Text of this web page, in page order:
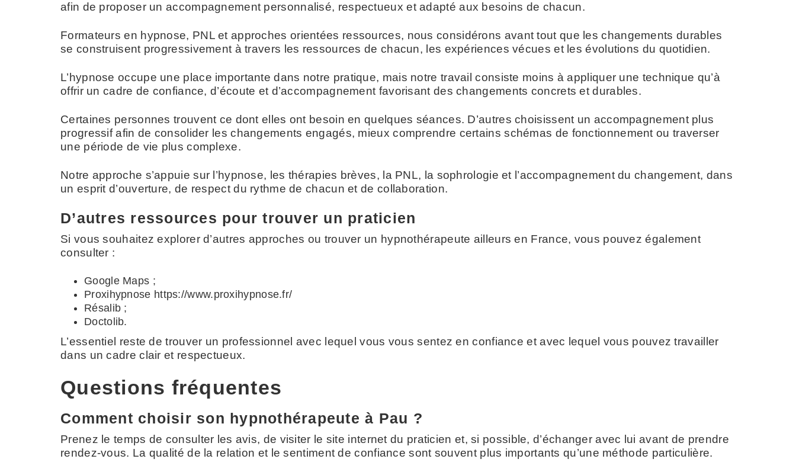
afin de proposer un accompagnement personnalisé, respectueux et adapté aux besoins de chacun.
Formateurs en hypnose, PNL et approches orientées ressources, nous considérons avant tout que les changements durables
se construisent progressivement à travers les ressources de chacun, les expériences vécues et les évolutions du quotidien.
L’hypnose occupe une place importante dans notre pratique, mais notre travail consiste moins à appliquer une technique qu’à
offrir un cadre de confiance, d’écoute et d’accompagnement favorisant des changements concrets et durables.
Certaines personnes trouvent ce dont elles ont besoin en quelques séances. D’autres choisissent un accompagnement plus
progressif afin de consolider les changements engagés, mieux comprendre certains schémas de fonctionnement ou traverser
une période de vie plus complexe.
Notre approche s’appuie sur l’hypnose, les thérapies brèves, la PNL, la sophrologie et l’accompagnement du changement, dans
un esprit d’ouverture, de respect du rythme de chacun et de collaboration.
D’autres ressources pour trouver un praticien
Si vous souhaitez explorer d’autres approches ou trouver un hypnothérapeute ailleurs en France, vous pouvez également
consulter :
Google Maps ;
Proxihypnose https://www.proxihypnose.fr/
Résalib ;
Doctolib.
L’essentiel reste de trouver un professionnel avec lequel vous vous sentez en confiance et avec lequel vous pouvez travailler
dans un cadre clair et respectueux.
Questions fréquentes
Comment choisir son hypnothérapeute à Pau ?
Prenez le temps de consulter les avis, de visiter le site internet du praticien et, si possible, d’échanger avec lui avant de prendre
rendez-vous. La qualité de la relation et le sentiment de confiance sont souvent plus importants qu’une méthode particulière.